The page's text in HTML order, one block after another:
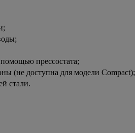
прессостата;
(не доступна для модели Compact);
стали.